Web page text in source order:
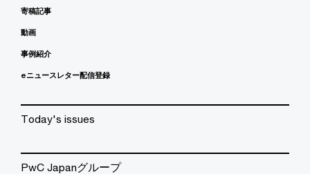
寄稿記事
動画
事例紹介
eニュースレター配信登録
Today's issues
PwC Japanグループ